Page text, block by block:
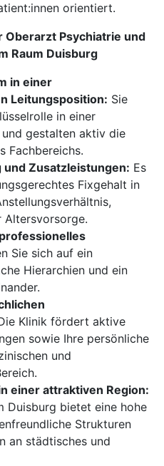
orientiert.
Oberarzt Psychiatrie und
Raum Duisburg
in einer
Leitungsposition: Sie
in einer
gestalten aktiv die
Fachbereichs.
Zusatzleistungen: Es
Fixgehalt in
Altersvorsorge.
Sie sich auf ein
Hierarchien und ein
Klinik fördert aktive
sowie Ihre persönliche
und
einer attraktiven Region:
Duisburg bietet eine hohe
Strukturen
an städtisches und